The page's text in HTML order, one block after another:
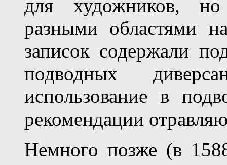
для художников,
разными областями
записок содержали
подводных
использование в
рекомендации
Немного позже (в